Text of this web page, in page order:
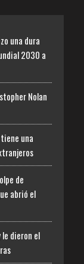
una dura
2030 a
Nolan
una
de
abrió el
dieron el